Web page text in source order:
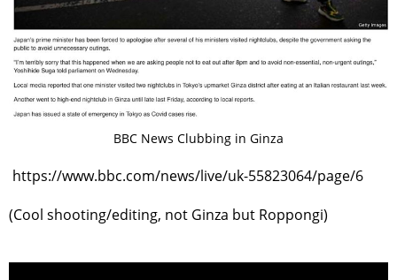
BBC News Clubbing in Ginza
https://www.bbc.com/news/live/uk-55823064/page/6
(Cool shooting/editing, not Ginza but Roppongi)